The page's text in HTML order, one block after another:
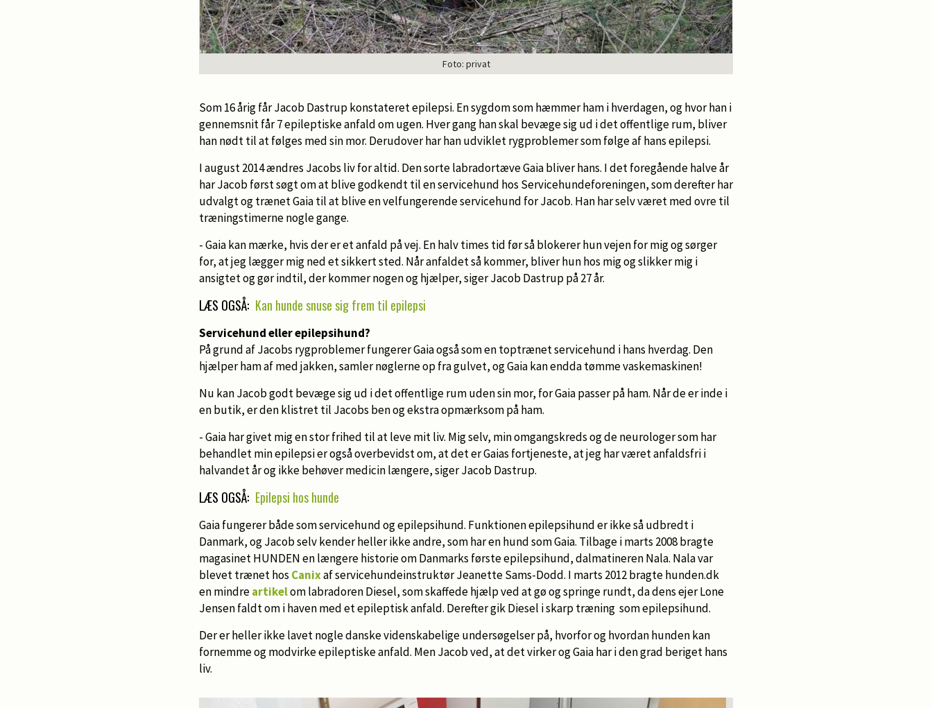
Foto: privat
Som 16 årig får Jacob Dastrup konstateret epilepsi. En sygdom som hæmmer ham i hverdagen, og hvor han i
gennemsnit får 7 epileptiske anfald om ugen. Hver gang han skal bevæge sig ud i det offentlige rum, bliver
han nødt til at følges med sin mor. Derudover har han udviklet rygproblemer som følge af hans epilepsi.
I august 2014 ændres Jacobs liv for altid. Den sorte labradortæve Gaia bliver hans. I det foregående halve år
har Jacob først søgt om at blive godkendt til en servicehund hos Servicehundeforeningen, som derefter har
udvalgt og trænet Gaia til at blive en velfungerende servicehund for Jacob. Han har selv været med ovre til
træningstimerne nogle gange.
- Gaia kan mærke, hvis der er et anfald på vej. En halv times tid før så blokerer hun vejen for mig og sørger
for, at jeg lægger mig ned et sikkert sted. Når anfaldet så kommer, bliver hun hos mig og slikker mig i
ansigtet og gør indtil, der kommer nogen og hjælper, siger Jacob Dastrup på 27 år.
LÆS OGSÅ: Kan hunde snuse sig frem til epilepsi
Servicehund eller epilepsihund?
På grund af Jacobs rygproblemer fungerer Gaia også som en toptrænet servicehund i hans hverdag. Den
hjælper ham af med jakken, samler nøglerne op fra gulvet, og Gaia kan endda tømme vaskemaskinen!
Nu kan Jacob godt bevæge sig ud i det offentlige rum uden sin mor, for Gaia passer på ham. Når de er inde i
en butik, er den klistret til Jacobs ben og ekstra opmærksom på ham.
- Gaia har givet mig en stor frihed til at leve mit liv. Mig selv, min omgangskreds og de neurologer som har
behandlet min epilepsi er også overbevidst om, at det er Gaias fortjeneste, at jeg har været anfaldsfri i
halvandet år og ikke behøver medicin længere, siger Jacob Dastrup.
LÆS OGSÅ: Epilepsi hos hunde
Gaia fungerer både som servicehund og epilepsihund. Funktionen epilepsihund er ikke så udbredt i
Danmark, og Jacob selv kender heller ikke andre, som har en hund som Gaia. Tilbage i marts 2008 bragte
magasinet HUNDEN en længere historie om Danmarks første epilepsihund, dalmatineren Nala. Nala var
blevet trænet hos Canixaf servicehundeinstruktør Jeanette Sams-Dodd. I marts 2012 bragte hunden.dk
en mindreartikelom labradoren Diesel, som skaffede hjælp ved at gø og springe rundt, da dens ejer Lone
Jensen faldt om i haven med et epileptisk anfald. Derefter gik Diesel i skarp træning som epilepsihund.
Der er heller ikke lavet nogle danske videnskabelige undersøgelser på, hvorfor og hvordan hunden kan
fornemme og modvirke epileptiske anfald. Men Jacob ved, at det virker og Gaia har i den grad beriget hans
liv.